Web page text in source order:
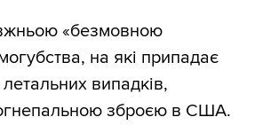
«безмовною
на які припадає
летальних випадків,
зброєю в США.